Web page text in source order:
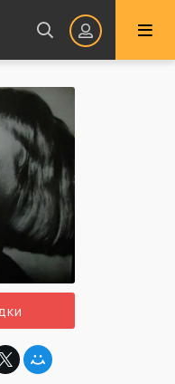
Восстановить пароль